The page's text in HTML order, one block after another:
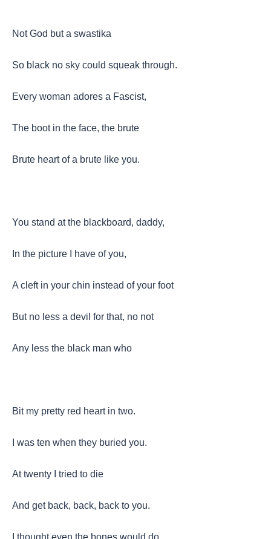
Not God but a swastika
So black no sky could squeak through.
Every woman adores a Fascist,
The boot in the face, the brute
Brute heart of a brute like you.
You stand at the blackboard, daddy,
In the picture I have of you,
A cleft in your chin instead of your foot
But no less a devil for that, no not
Any less the black man who
Bit my pretty red heart in two.
I was ten when they buried you.
At twenty I tried to die
And get back, back, back to you.
I thought even the bones would do.